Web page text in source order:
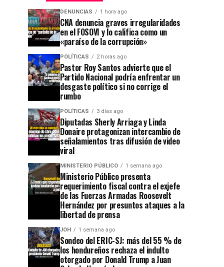
DENUNCIAS 1 hora ago
CNA denuncia graves irregularidades
en el FOSOVI y lo califica como un
«paraíso de la corrupción»
POLÍTICAS 2 horas ago
Pastor Roy Santos advierte que el
Partido Nacional podría enfrentar un
desgaste político si no corrige el
rumbo
POLÍTICAS 3 días ago
Diputadas Sherly Arriaga y Linda
Donaire protagonizan intercambio de
señalamientos tras difusión de video
viral
MINISTERIO PÚBLICO 1 semana ago
Ministerio Público presenta
requerimiento fiscal contra el exjefe
de las Fuerzas Armadas Roosevelt
Hernández por presuntos ataques a la
libertad de prensa
JOH 1 semana ago
Sondeo del ERIC-SJ: más del 55 % de
los hondureños rechaza el indulto
otorgado por Donald Trump a Juan